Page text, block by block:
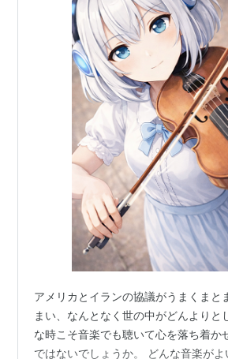
2004.09.29 あなたがいれば
2005.05.25 涙の続き
2006.02.22 華 / Keep On
2006.07.05 あのさよならにさ
2013.04.17 夢やぶれて -I
1996.06.03 LOVE BRACE
1997.12.24 storytelling
1998.11.26 nine cubes
1999.02.10 kahala
1999.11.25 One Fine Day
EDITION]（ボーナスディスクな
2001.09.27 Best Selection
2001.11.21 Love Again
アメリカとイランの協議がうまくまと
まい、なんとなく世の中がどんよりと
な時こそ音楽でも聴いて心を落ち着か
ではないでしょうか。 どんな音楽が